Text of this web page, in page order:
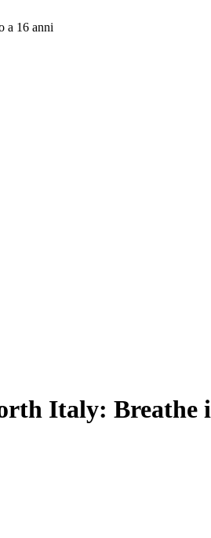
a 16 anni
Italy: Breathe